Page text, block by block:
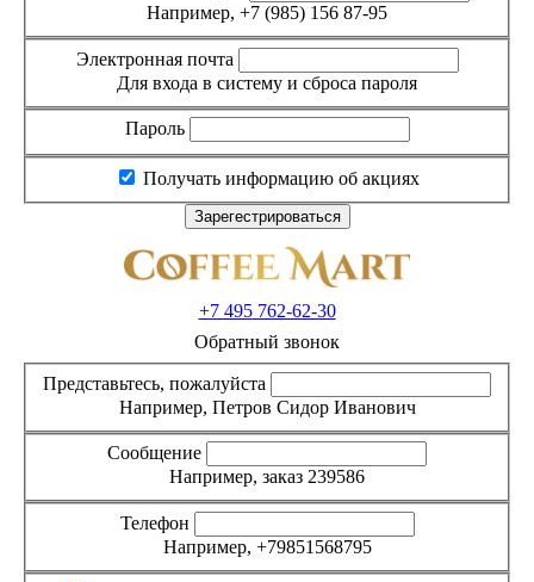
Например, +7 (985) 156 87-95
Электронная почта
Для входа в систему и сброса пароля
Пароль
Получать информацию об акциях
+7 495762-62-30
Обратный звонок
Представьтесь, пожалуйста
Например, Петров Сидор Иванович
Сообщение
Например, заказ 239586
Телефон
Например, +79851568795